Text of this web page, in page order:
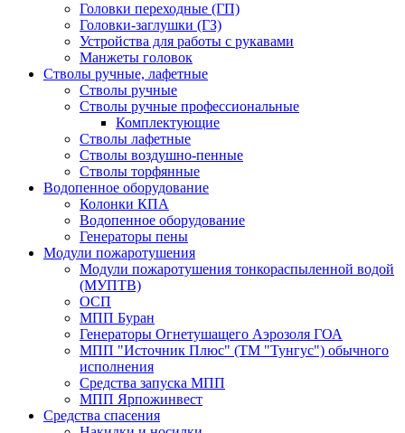
Головки переходные (ГП)
Головки-заглушки (ГЗ)
Устройства для работы с рукавами
Манжеты головок
Стволы ручные, лафетные
Стволы ручные
Стволы ручные профессиональные
Комплектующие
Стволы лафетные
Стволы воздушно-пенные
Стволы торфянные
Водопенное оборудование
Колонки КПА
Водопенное оборудование
Генераторы пены
Модули пожаротушения
Модули пожаротушения тонкораспыленной водой
(МУПТВ)
ОСП
МПП Буран
Генераторы Огнетушащего Аэрозоля ГОА
МПП "Источник Плюс" (ТМ "Тунгус") обычного
исполнения
Средства запуска МПП
МПП Ярпожинвест
Средства спасения